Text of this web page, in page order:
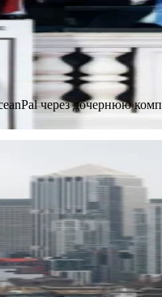
через дочернюю